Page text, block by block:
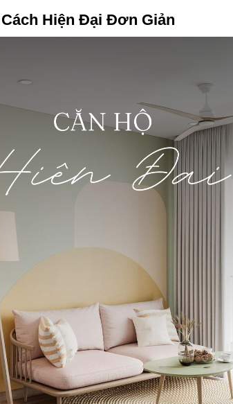
Hiện Đại Đơn Giản